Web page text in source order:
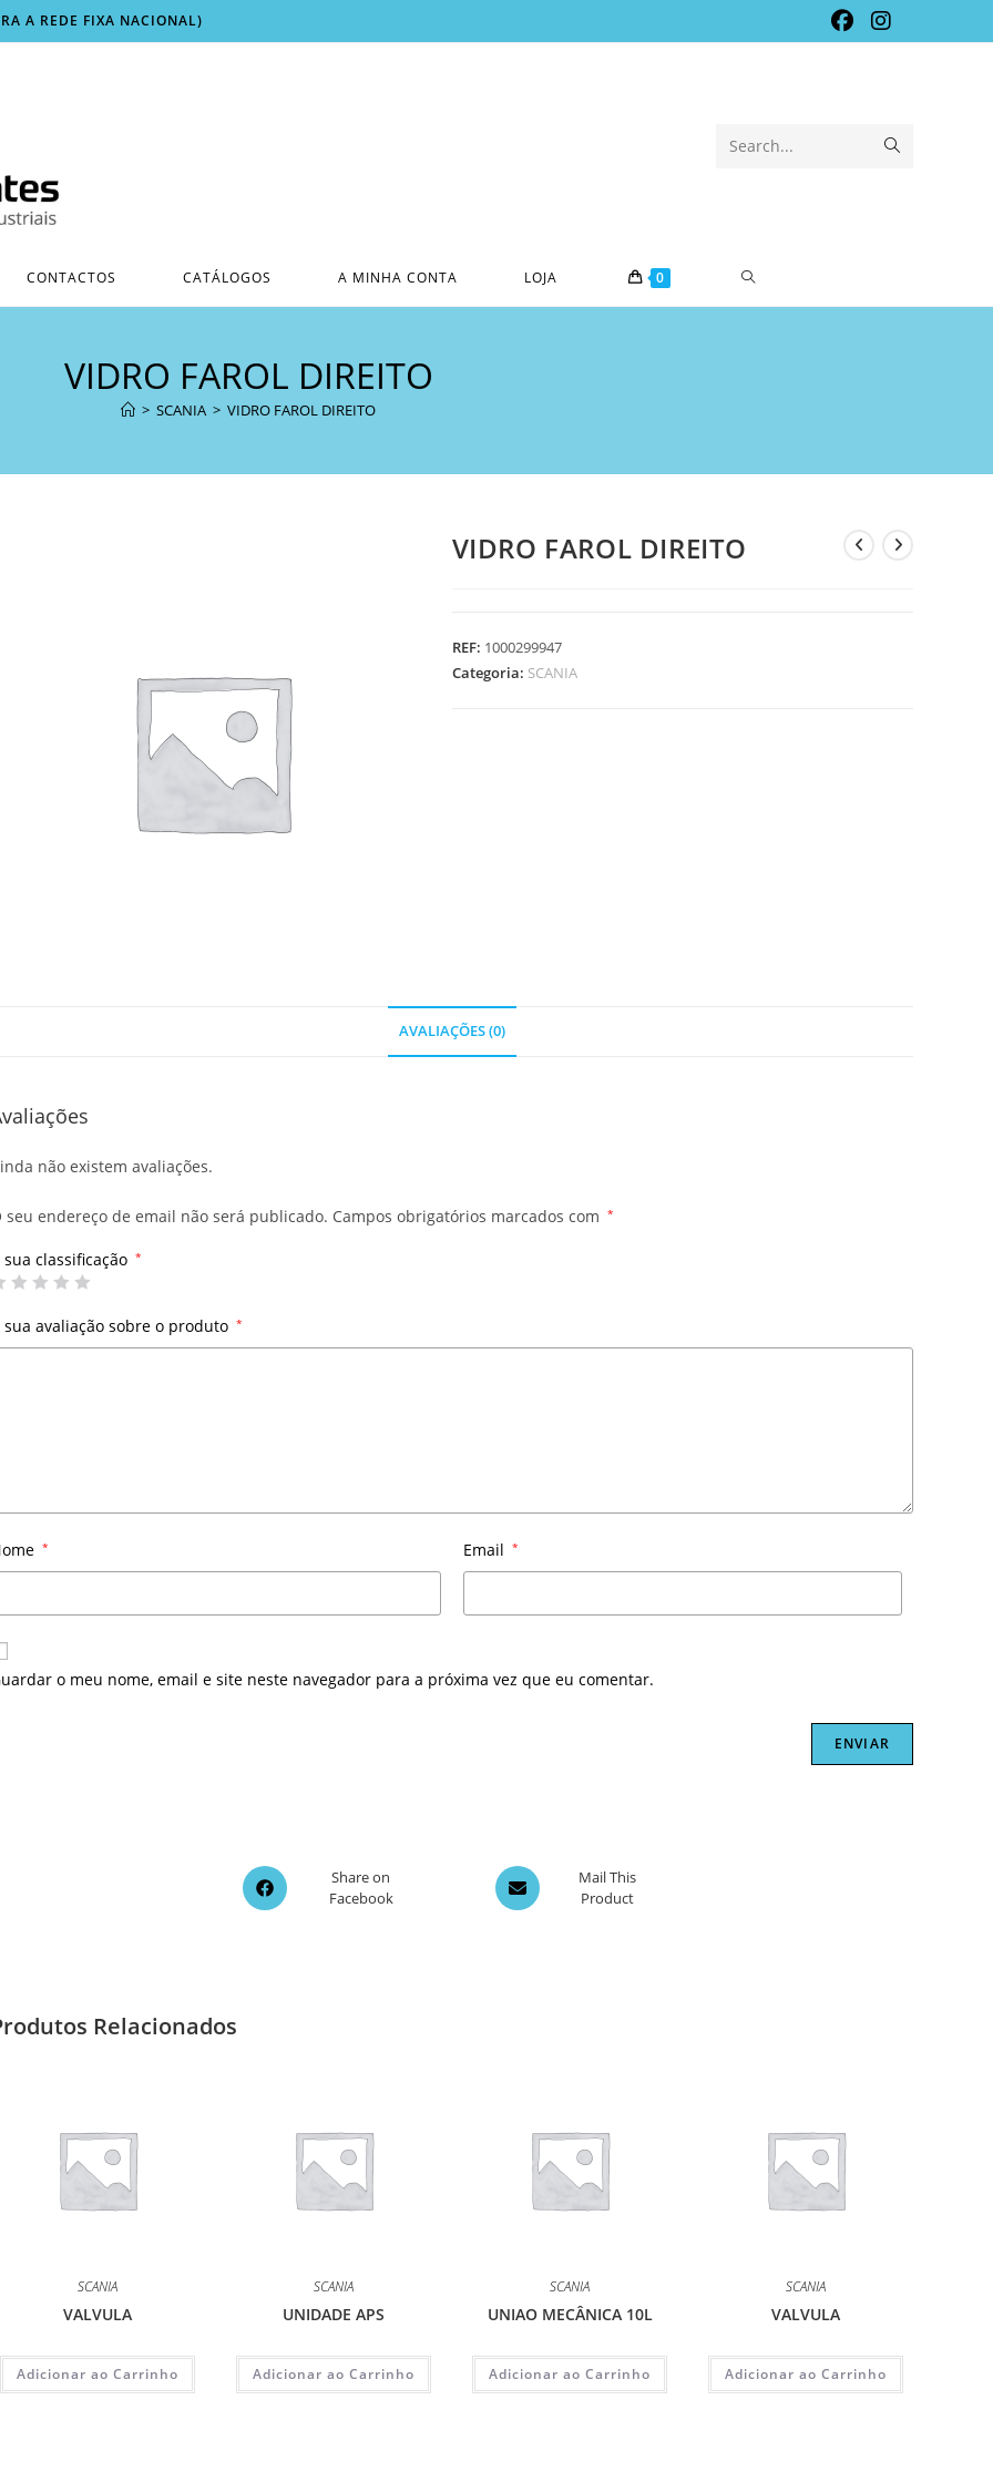
A REDE FIXA NACIONAL)
Search...
CONTACTOS CATÁLOGOS A MINHA CONTA LOJA 0 TOGGLE
VIDRO FAROL DIREITO
> SCANIA > VIDRO FAROL DIREITO
VIDRO FAROL DIREITO
REF: 1000299947
Categoria: SCANIA
AVALIAÇÕES (0)
não existem avaliações.
seu endereço de email não será publicado. Campos obrigatórios marcados com *
sua classificação *
sua avaliação sobre o produto *
* Email *
o meu nome, email e site neste navegador para a próxima vez que eu comentar.
Opens
in
Share on
Facebook
Opens
in
Mail This
Product
Relacionados
SCANIA
VALVULA
Adicionar ao Carrinho
SCANIA
UNIDADE APS
Adicionar ao Carrinho
SCANIA
UNIAO MECÂNICA 10L
Adicionar ao Carrinho
SCANIA
VALVULA
Adicionar ao Carrinho